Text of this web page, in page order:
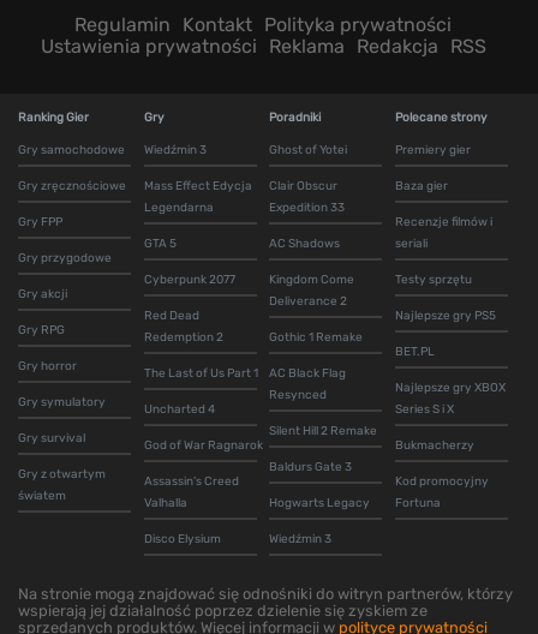
Regulamin Kontakt Polityka prywatności
Ustawienia prywatności
Reklama Redakcja RSS
Ranking Gier
Gry samochodowe
Gry zręcznościowe
Gry FPP
Gry przygodowe
Gry akcji
Gry RPG
Gry horror
Gry symulatory
Gry survival
Gry z otwartym
światem
Gry
Wiedźmin 3
Mass Effect Edycja
Legendarna
GTA 5
Cyberpunk 2077
Red Dead
Redemption 2
The Last of Us Part 1
Uncharted 4
God of War Ragnarok
Assassin's Creed
Valhalla
Disco Elysium
Poradniki
Ghost of Yotei
Clair Obscur
Expedition 33
AC Shadows
Kingdom Come
Deliverance 2
Gothic 1 Remake
AC Black Flag
Resynced
Silent Hill 2 Remake
Baldurs Gate 3
Hogwarts Legacy
Wiedźmin 3
Polecane strony
Premiery gier
Baza gier
Recenzje filmów i
seriali
Testy sprzętu
Najlepsze gry PS5
BET.PL
Najlepsze gry XBOX
Series S i X
Bukmacherzy
Kod promocyjny
Fortuna
Na stronie mogą znajdować się odnośniki do witryn partnerów, którzy
wspierają jej działalność poprzez dzielenie się zyskiem ze
sprzedanych produktów. Więcej informacji w polityce prywatności